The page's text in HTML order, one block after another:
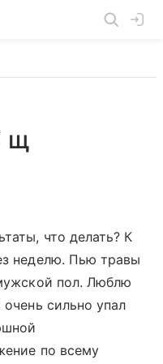
щ
что делать? К
неделю. Пью травы
пол. Люблю
сильно упал
по всему